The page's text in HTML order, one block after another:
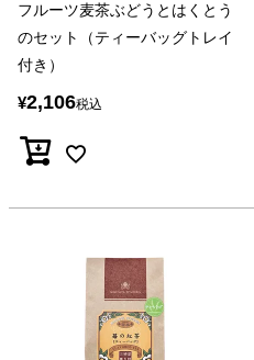
フルーツ麦茶ぶどうとはくとう
のセット（ティーバッグトレイ
付き）
¥2,106税込